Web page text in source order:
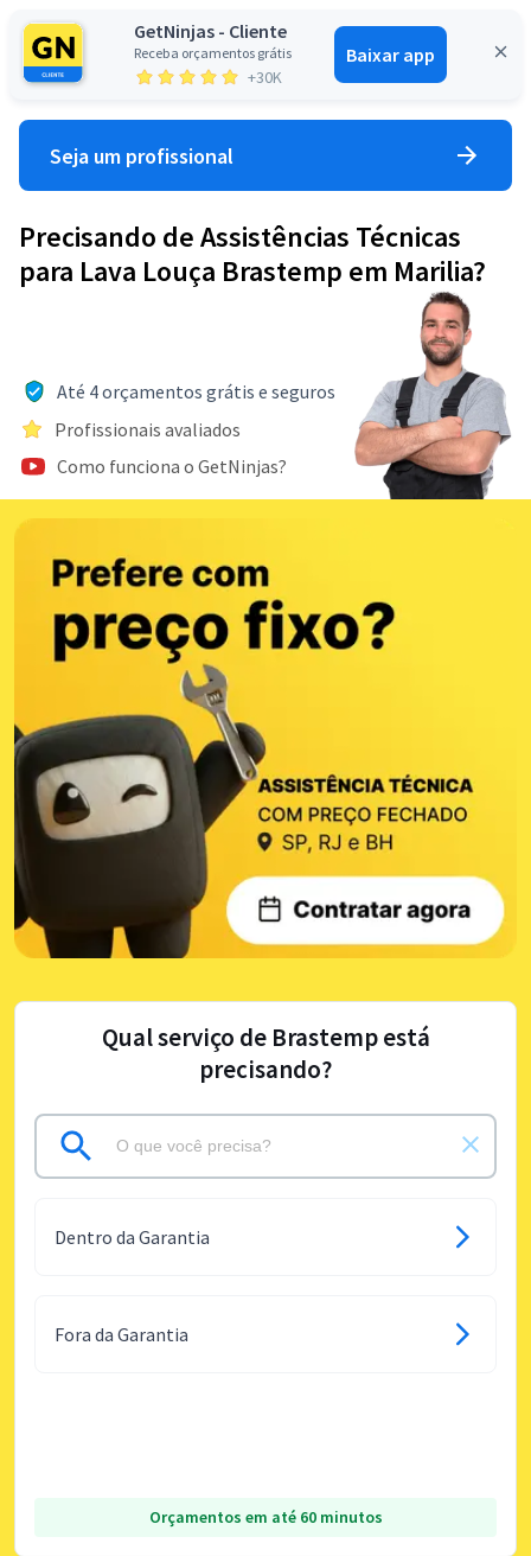
GetNinjas - Cliente
Receba orçamentos grátis
+30K
Baixar app
Entrar
Seja um profissional
Precisando de Assistências Técnicas
para Lava Louça Brastemp em Marilia?
Até 4 orçamentos grátis e seguros
Profissionais avaliados
Como funciona o GetNinjas?
Qual serviço de Brastemp está
precisando?
Dentro da Garantia
Fora da Garantia
Orçamentos em até 60 minutos